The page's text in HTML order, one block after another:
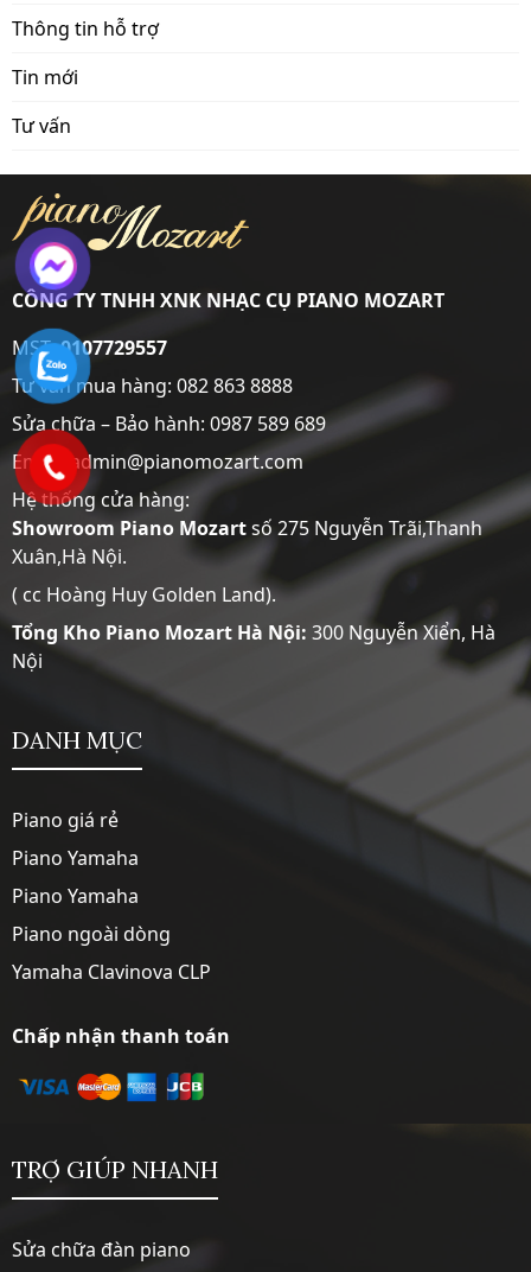
Thông tin hỗ trợ
Tin mới
Tư vấn
CÔNG TY TNHH XNK NHẠC CỤ PIANO MOZART
MST:0107729557
Tư vấn mua hàng: 082 863 8888
Sửa chữa – Bảo hành: 0987 589 689
Email: admin@pianomozart.com
Hệ thống cửa hàng:
Showroom Piano Mozartsố 275 Nguyễn Trãi,Thanh
Xuân,Hà Nội.
( cc Hoàng Huy Golden Land).
Tổng Kho Piano Mozart Hà Nội: 300 Nguyễn Xiển, Hà
Nội
DANH MỤC
Piano giá rẻ
Piano Yamaha
Piano Yamaha
Piano ngoài dòng
Yamaha Clavinova CLP
Chấp nhận thanh toán
TRỢ GIÚP NHANH
Sửa chữa đàn piano